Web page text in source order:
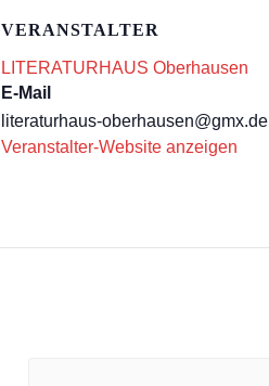
VERANSTALTER
LITERATURHAUS Oberhausen
E-Mail
literaturhaus-oberhausen@gmx.de
Veranstalter-Website anzeigen